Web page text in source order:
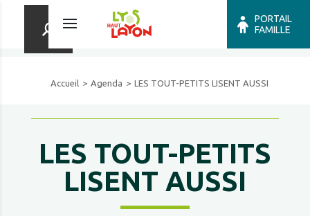
PORTAIL
FAMILLE
Accueil Agenda LES TOUT-PETITS LISENT AUSSI
LES TOUT-PETITS
LISENT AUSSI